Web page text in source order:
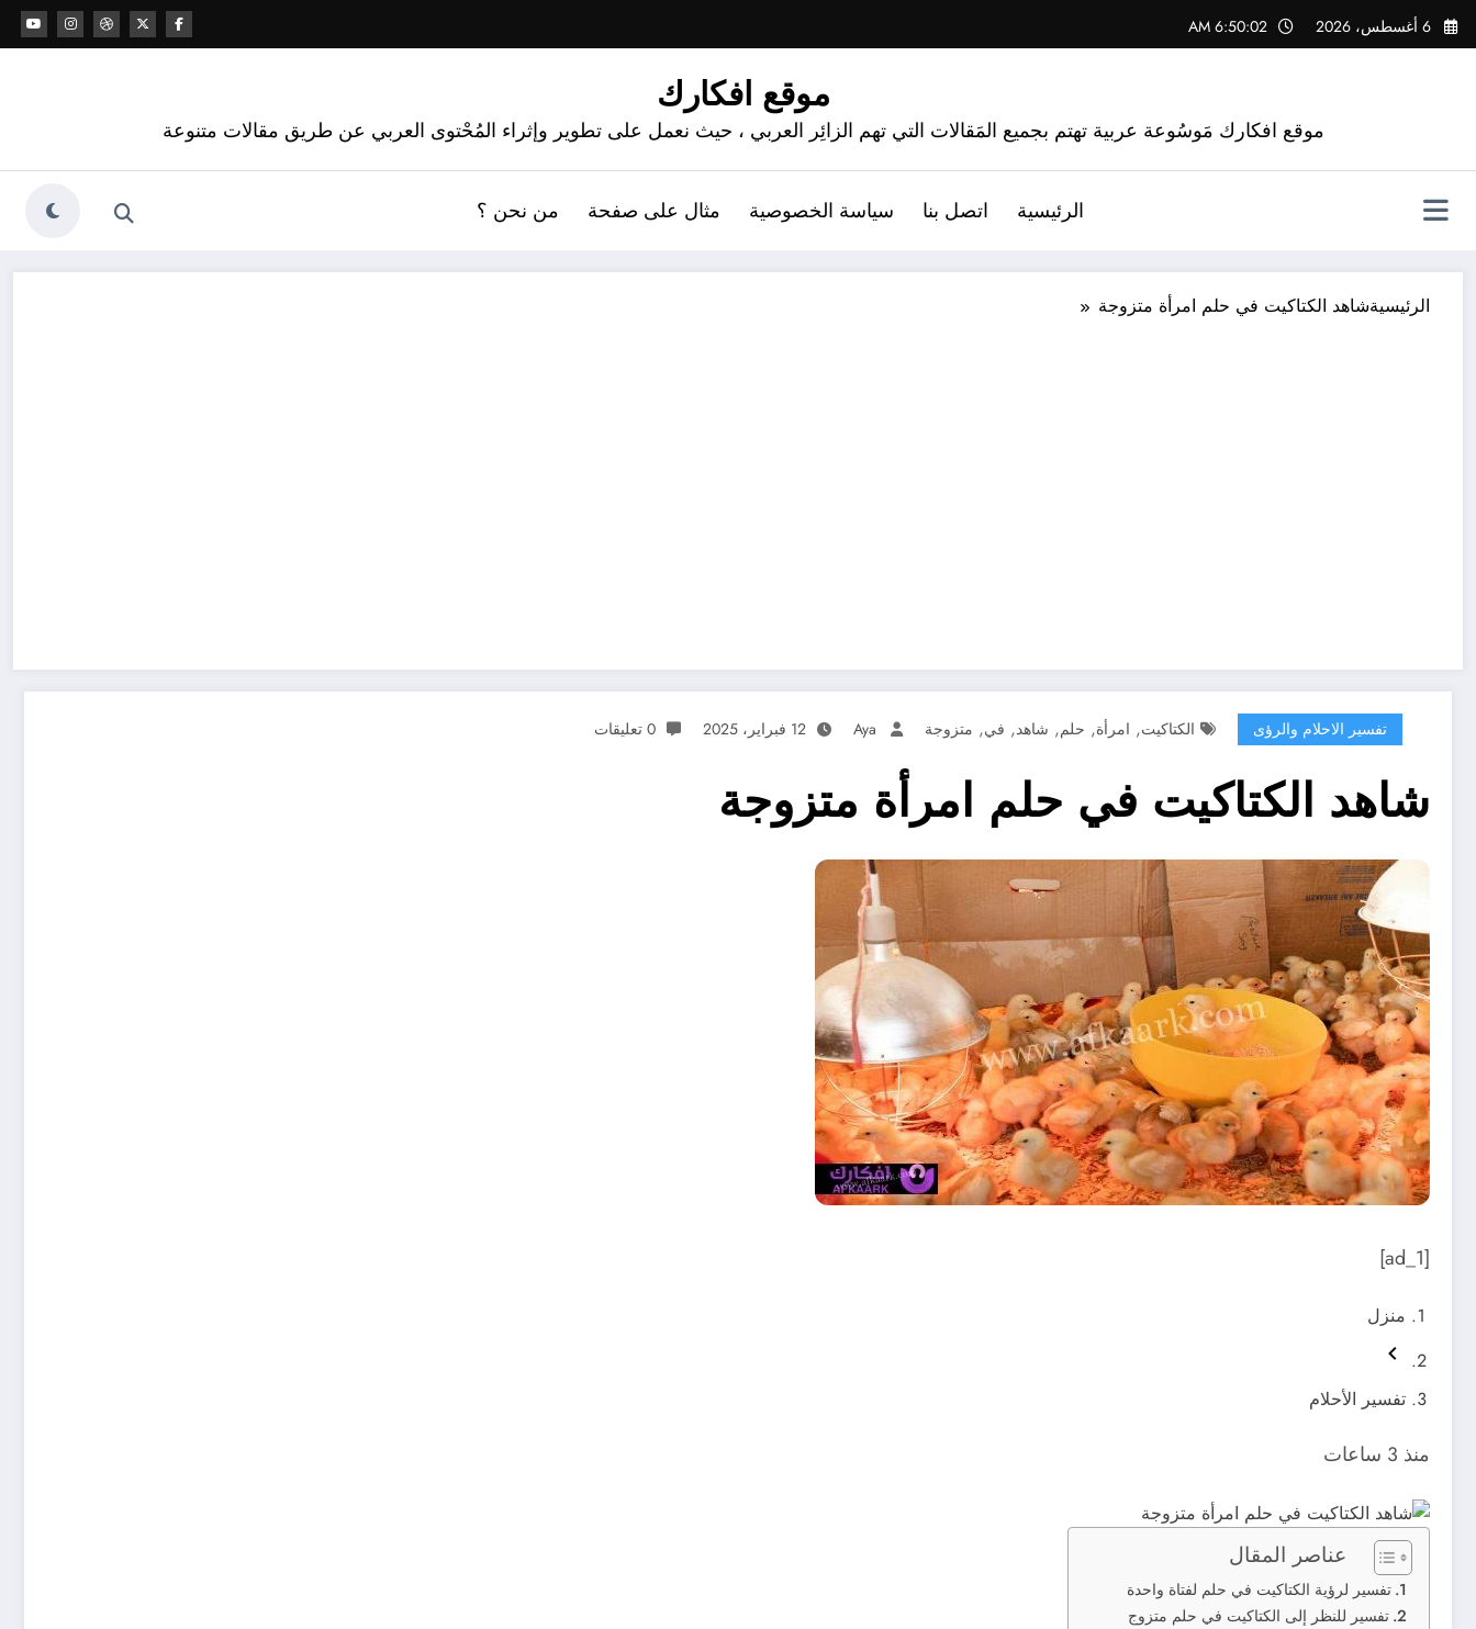
التجاوز
إلى
6 أغسطس، 2026 6:50:03 AM
موقع افكارك
موقع افكارك مَوسُوعة عربية تهتم بجميع المَقالات التي تهم الزائِر العربي ، حيث نعمل على تطوير وإثراء المُحْتوى العربي عن طريق مقالات متنوعة
الرئيسية اتصل بنا سياسة الخصوصية مثال على صفحة من نحن ؟
الرئيسيةشاهد الكتاكيت في حلم امرأة متزوجة
تفسير الاحلام والرؤى الكتاكيت, امرأة, حلم, شاهد, في, متزوجة Aya 12 فبراير، 2025 0 تعليقات
شاهد الكتاكيت في حلم امرأة متزوجة
[ad_1]
منزل
تفسير الأحلام
منذ 3 ساعات
عناصر المقال
تفسير لرؤية الكتاكيت في حلم لفتاة واحدة
تفسير للنظر إلى الكتاكيت في حلم متزوج